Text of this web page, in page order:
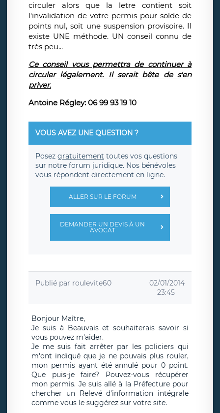
circuler alors que la letre contient soit
l'invalidation de votre permis pour solde de
points nul, soit une suspension provisoire. Il
existe UNE méthode. UN conseil connu de
très peu...
Ce conseil vous permettra de continuer à
circuler légalement. Il serait bête de s'en
priver.
Antoine Régley: 06 99 93 19 10
VOUS AVEZ UNE QUESTION ?
Posez gratuitement toutes vos questions
sur notre forum juridique. Nos bénévoles
vous répondent directement en ligne.
ALLER SUR LE FORUM
DEMANDER UN DEVIS À UN
AVOCAT
Publié par roulevite60
02/01/2014
23:45
Bonjour Maître,
Je suis à Beauvais et souhaiterais savoir si
vous pouvez m'aider.
Je me suis fait arrêter par les policiers qui
m'ont indiqué que je ne pouvais plus rouler,
mon permis ayant été annulé pour 0 point.
Que puis-je faire? Pouvez-vous récupérer
mon permis. Je suis allé à la Préfecture pour
chercher un Relevé d'information intégrale
comme vous le suggérez sur votre site.